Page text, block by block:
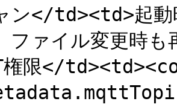
ン</td><td>起
ファイル変更
権限</